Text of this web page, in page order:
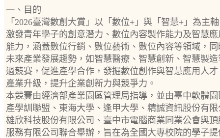
一、目的
「2026臺灣數創大賞」以「數位+」與「智慧+」為主
激發青年學子的創意潛力、數位內容製作能力及智慧
能力，涵蓋數位行銷、數位藝術、數位內容等領域，
未來產業發展趨勢，如智慧醫療、智慧創新、智慧製
過競賽，促進產學合作，發掘數位創作與智慧應用人
產業升級，提升企業創新力與競爭力。
本競賽由經濟部產業園區管理局指導，並由臺中軟體
產學訓聯盟、東海大學、逢甲大學、精誠資訊股份有
雄欣科技股份有限公司、臺中市電腦商業同業公會與
服務有限公司聯合舉辦，旨在為全國大專校院的學子